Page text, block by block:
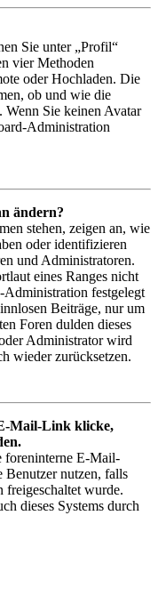
Sie unter „Profil“
vier Methoden
oder Hochladen. Die
ob und wie die
Wenn Sie keinen Avatar
Administration
ändern?
stehen, zeigen an, wie
oder identifizieren
und Administratoren.
eines Ranges nicht
festgelegt
Beiträge, nur um
Foren dulden dieses
Administrator wird
wieder zurücksetzen.
Mail-Link klicke,
foreninterne E-Mail-
Benutzer nutzen, falls
freigeschaltet wurde.
dieses Systems durch